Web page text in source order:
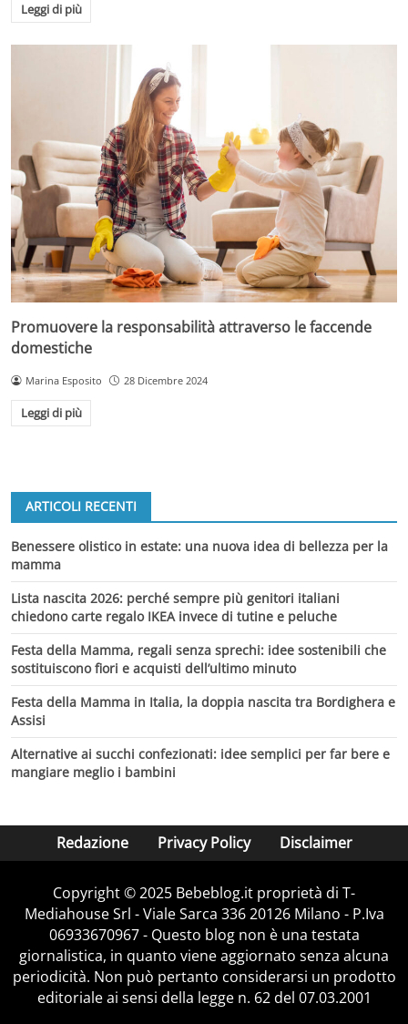
Leggi di più
Promuovere la responsabilità attraverso le faccende
domestiche
Marina Esposito 28 Dicembre 2024
Leggi di più
ARTICOLI RECENTI
Benessere olistico in estate: una nuova idea di bellezza per la
mamma
Lista nascita 2026: perché sempre più genitori italiani
chiedono carte regalo IKEA invece di tutine e peluche
Festa della Mamma, regali senza sprechi: idee sostenibili che
sostituiscono fiori e acquisti dell’ultimo minuto
Festa della Mamma in Italia, la doppia nascita tra Bordighera e
Assisi
Alternative ai succhi confezionati: idee semplici per far bere e
mangiare meglio i bambini
Redazione Privacy Policy Disclaimer
Copyright © 2025 Bebeblog.it proprietà di T-
Mediahouse Srl - Viale Sarca 336 20126 Milano - P.Iva
06933670967 - Questo blog non è una testata
giornalistica, in quanto viene aggiornato senza alcuna
periodicità. Non può pertanto considerarsi un prodotto
editoriale ai sensi della legge n. 62 del 07.03.2001